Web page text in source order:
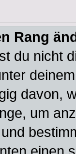
Rang
du nicht
davon,
um